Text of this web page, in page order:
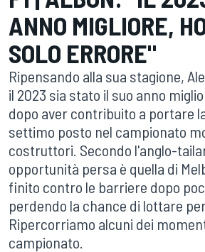
ANNO MIGLIORE,
SOLO ERRORE"
Ripensando alla sua stagione,
il 2023 sia stato il suo anno
dopo aver contribuito a portare
settimo posto nel campionato
costruttori. Secondo l'anglo-
opportunità persa è quella di
finito contro le barriere dopo
perdendo la chance di lottare
Ripercorriamo alcuni dei
campionato.